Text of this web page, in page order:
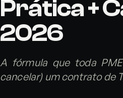
Prática +
2026
A fórmula que toda
cancelar) um contrato de